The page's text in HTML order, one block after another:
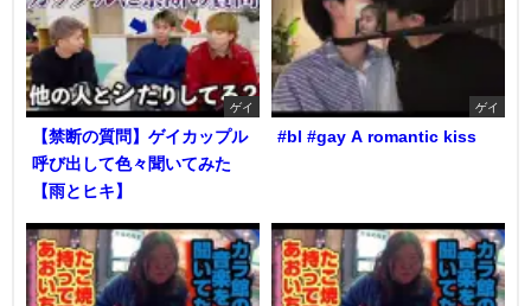
ゲイ
【禁断の質問】ゲイカップル
呼び出して色々聞いてみた
【雨とヒキ】
ゲイ
#bl #gay A romantic kiss